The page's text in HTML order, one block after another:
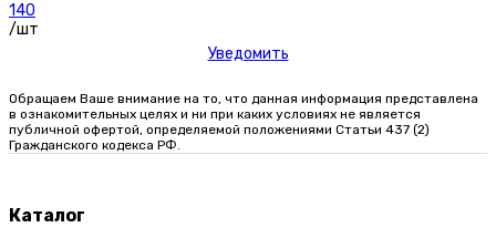
140
/шт
Уведомить
Обращаем Ваше внимание на то, что данная информация представлена
в ознакомительных целях и ни при каких условиях не является
публичной офертой, определяемой положениями Статьи 437 (2)
Гражданского кодекса РФ.
Каталог